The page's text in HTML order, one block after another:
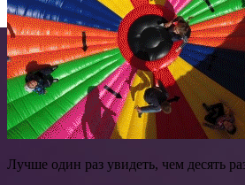
Лучше один раз увидеть, чем десять